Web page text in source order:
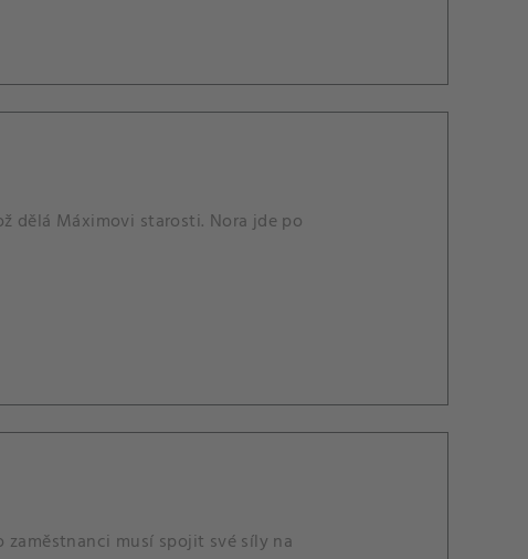
dělá Máximovi starosti. Nora jde po
musí spojit své síly na